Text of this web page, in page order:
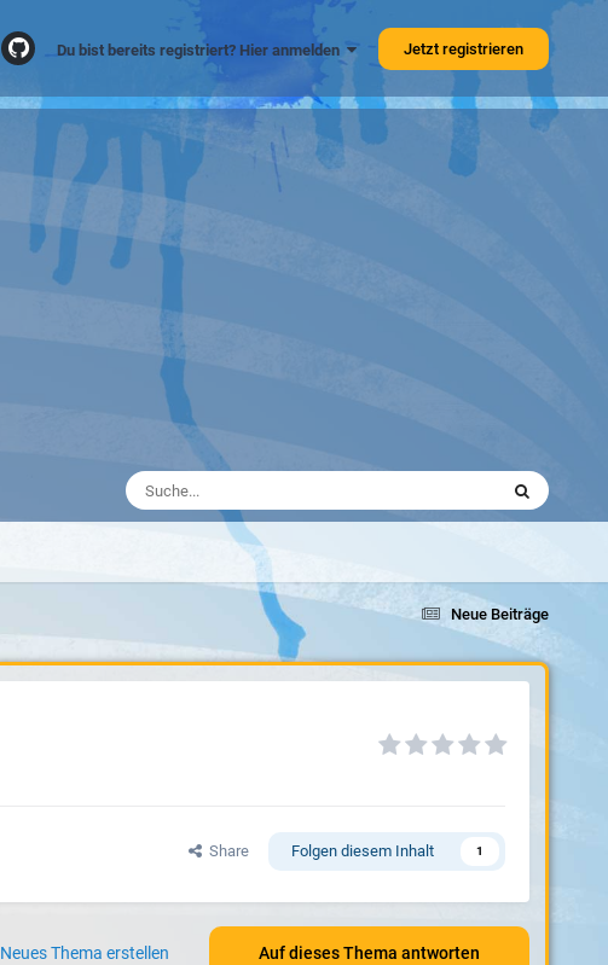
Du bist bereits registriert? Hier anmelden Jetzt registrieren
Neue Beiträge
Share Folgen diesem Inhalt 1
Auf dieses Thema antworten
Neues Thema erstellen